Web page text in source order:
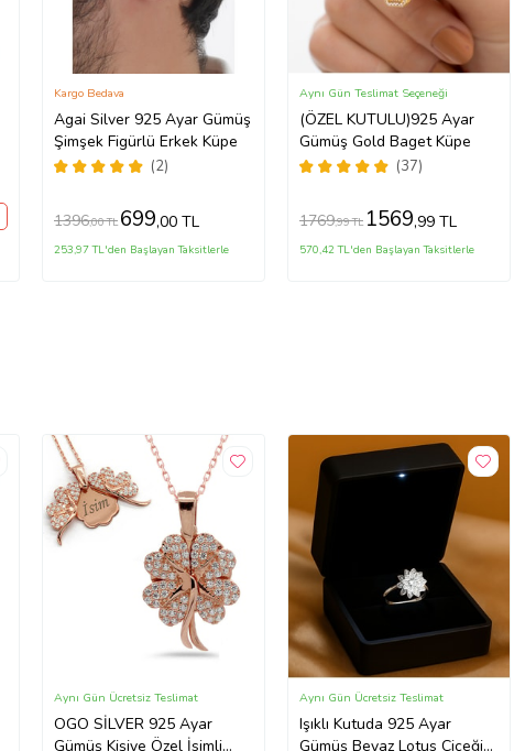
Agai Silver 925 Ayar Gümüş
Şimşek Figürlü Erkek Küpe
(2)
Kargo Bedava
1396,00 TL 699,00 TL
253,97 TL'den Başlayan Taksitlerle
(ÖZEL KUTULU)925 Ayar
Gümüş Gold Baget Küpe
(37)
Aynı Gün Teslimat Seçeneği
1769,99 TL 1569,99 TL
570,42 TL'den Başlayan Taksitlerle
OGO SİLVER 925 Ayar
Gümüş Kişiye Özel İsimli
Aynı Gün Ücretsiz Teslimat
Işıklı Kutuda 925 Ayar
Gümüş Beyaz Lotus Çiçeği
Aynı Gün Ücretsiz Teslimat